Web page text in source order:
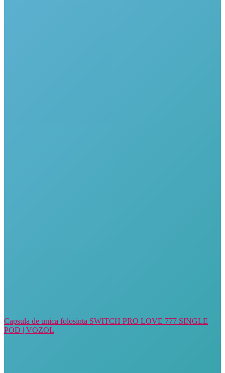
Capsula de unica folosinta SWITCH PRO LOVE 777 SINGLE
POD | VOZOL